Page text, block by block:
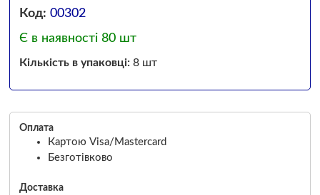
Код: 00302
Є в наявності 80 шт
Кількість в упаковці:8 шт
Оплата
Картою Visa/Mastercard
Безготівково
Доставка